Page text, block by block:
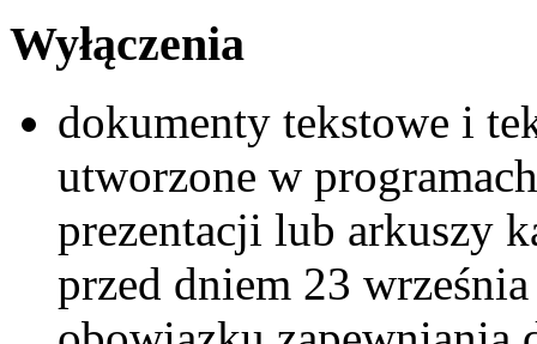
Wyłączenia
dokumenty tekstowe i
utworzone w
prezentacji lub arkuszy
przed dniem 23